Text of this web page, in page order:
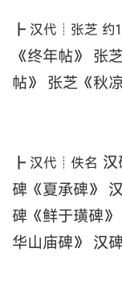
┣ 汉代┊张芝 约
《终年帖》 张
帖》 张芝《秋
┣ 汉代┊佚名
碑《夏承碑》
碑《鲜于璜碑
华山庙碑》 汉